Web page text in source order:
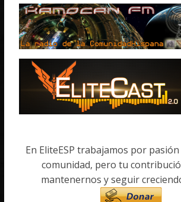
En EliteESP trabajamos por
comunidad, pero tu
mantenernos y seguir